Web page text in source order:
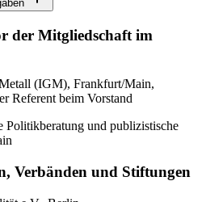
der Mitgliedschaft im
(IGM), Frankfurt/Main,
Referent beim Vorstand
Politikberatung und publizistische
Verbänden und Stiftungen